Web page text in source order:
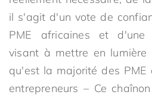
il s'agit d'un vote de
PME africaines et d'une
visant à mettre en
qu'est la majorité des PME
entrepreneurs – Ce